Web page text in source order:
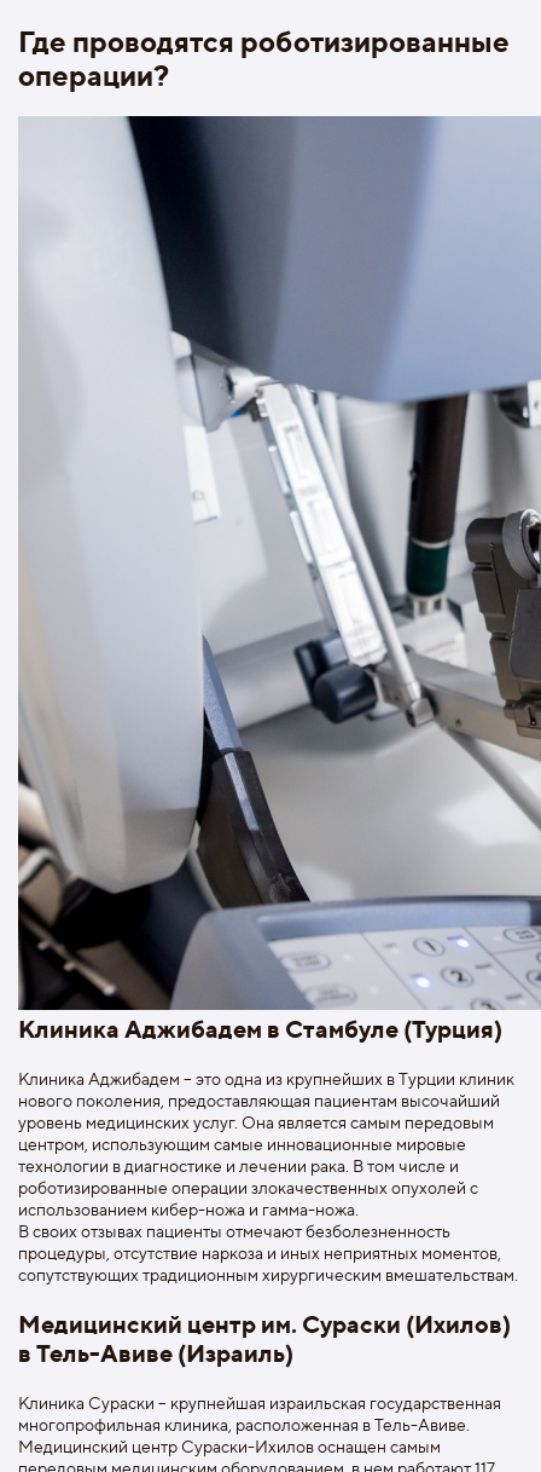
Где проводятся роботизированные
операции?
Клиника Аджибадем в Стамбуле (Турция)
Клиника Аджибадем – это одна из крупнейших в Турции клиник
нового поколения, предоставляющая пациентам высочайший
уровень медицинских услуг. Она является самым передовым
центром, использующим самые инновационные мировые
технологии в диагностике и лечении рака. В том числе и
роботизированные операции злокачественных опухолей с
использованием кибер-ножа и гамма-ножа.
В своих отзывах пациенты отмечают безболезненность
процедуры, отсутствие наркоза и иных неприятных моментов,
сопутствующих традиционным хирургическим вмешательствам.
Медицинский центр им. Сураски (Ихилов)
в Тель-Авиве (Израиль)
Клиника Сураски – крупнейшая израильская государственная
многопрофильная клиника, расположенная в Тель-Авиве.
Медицинский центр Сураски-Ихилов оснащен самым
передовым медицинским оборудованием, в нем работают 117